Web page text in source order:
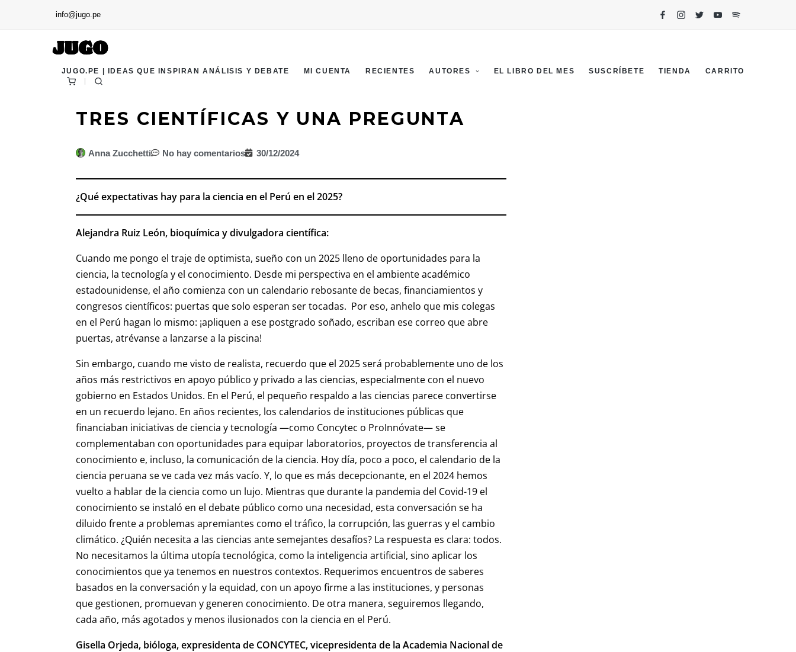
info@jugo.pe
JUGO.PE | IDEAS QUE INSPIRAN ANÁLISIS Y DEBATE MI CUENTA RECIENTES AUTORES EL LIBRO DEL MES SUSCRÍBETE TIENDA CARRITO
TRES CIENTÍFICAS Y UNA PREGUNTA
Anna Zucchetti No hay comentarios 30/12/2024
¿Qué expectativas hay para la ciencia en el Perú en el 2025?
Alejandra Ruiz León, bioquímica y divulgadora científica:
Cuando me pongo el traje de optimista, sueño con un 2025 lleno de oportunidades para la
ciencia, la tecnología y el conocimiento. Desde mi perspectiva en el ambiente académico
estadounidense, el año comienza con un calendario rebosante de becas, financiamientos y
congresos científicos: puertas que solo esperan ser tocadas. Por eso, anhelo que mis colegas
en el Perú hagan lo mismo: ¡apliquen a ese postgrado soñado, escriban ese correo que abre
puertas, atrévanse a lanzarse a la piscina!
Sin embargo, cuando me visto de realista, recuerdo que el 2025 será probablemente uno de los
años más restrictivos en apoyo público y privado a las ciencias, especialmente con el nuevo
gobierno en Estados Unidos. En el Perú, el pequeño respaldo a las ciencias parece convertirse
en un recuerdo lejano. En años recientes, los calendarios de instituciones públicas que
financiaban iniciativas de ciencia y tecnología —como Concytec o ProInnóvate— se
complementaban con oportunidades para equipar laboratorios, proyectos de transferencia al
conocimiento e, incluso, la comunicación de la ciencia. Hoy día, poco a poco, el calendario de la
ciencia peruana se ve cada vez más vacío. Y, lo que es más decepcionante, en el 2024 hemos
vuelto a hablar de la ciencia como un lujo. Mientras que durante la pandemia del Covid-19 el
conocimiento se instaló en el debate público como una necesidad, esta conversación se ha
diluido frente a problemas apremiantes como el tráfico, la corrupción, las guerras y el cambio
climático. ¿Quién necesita a las ciencias ante semejantes desafíos? La respuesta es clara: todos.
No necesitamos la última utopía tecnológica, como la inteligencia artificial, sino aplicar los
conocimientos que ya tenemos en nuestros contextos. Requerimos encuentros de saberes
basados en la conversación y la equidad, con un apoyo firme a las instituciones, y personas
que gestionen, promuevan y generen conocimiento. De otra manera, seguiremos llegando,
cada año, más agotados y menos ilusionados con la ciencia en el Perú.
Gisella Orjeda, bióloga, expresidenta de CONCYTEC, vicepresidenta de la Academia Nacional de